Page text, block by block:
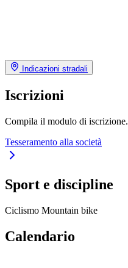
Indicazioni stradali
Iscrizioni
Compila il modulo di iscrizione.
Tesseramento alla società
Sport e discipline
Ciclismo Mountain bike
Calendario